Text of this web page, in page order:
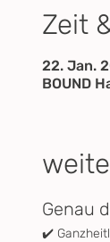
Zeit
22. Jan.
BOUND
Genau
✔️